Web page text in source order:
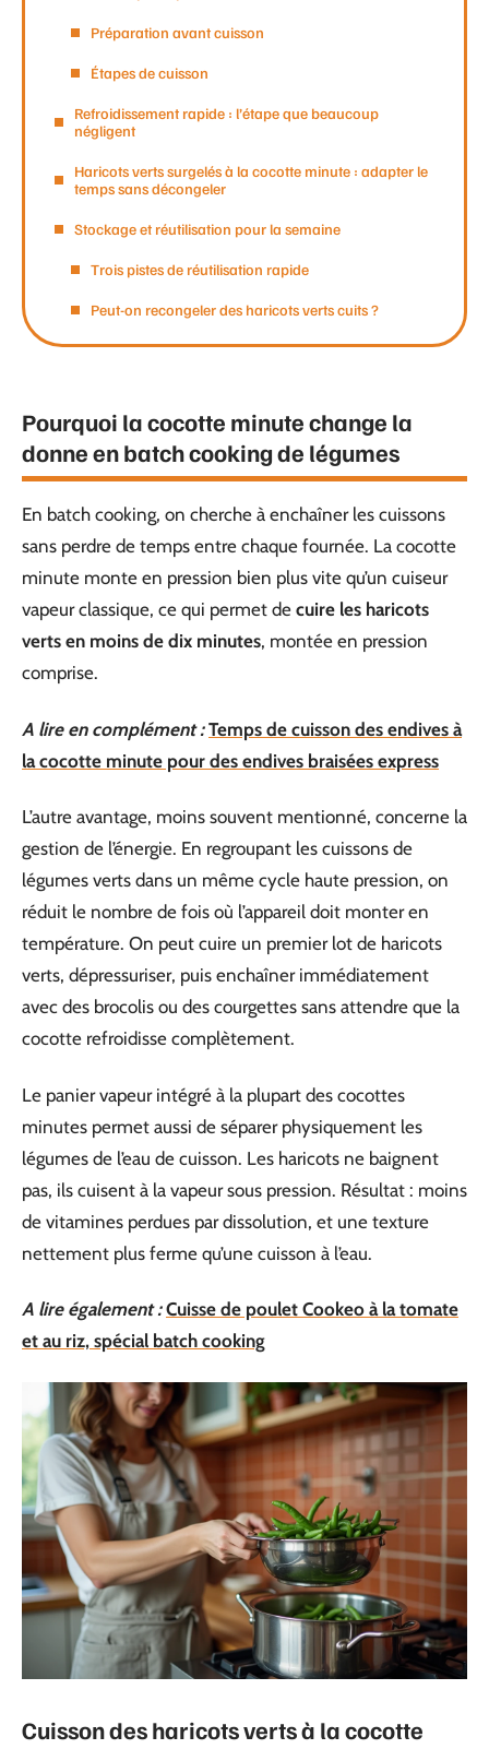
Préparation avant cuisson
Étapes de cuisson
Refroidissement rapide : l’étape que beaucoup
négligent
Haricots verts surgelés à la cocotte minute : adapter le
temps sans décongeler
Stockage et réutilisation pour la semaine
Trois pistes de réutilisation rapide
Peut-on recongeler des haricots verts cuits ?
Pourquoi la cocotte minute change la
donne en batch cooking de légumes
En batch cooking, on cherche à enchaîner les cuissons
sans perdre de temps entre chaque fournée. La cocotte
minute monte en pression bien plus vite qu’un cuiseur
vapeur classique, ce qui permet de cuire les haricots
verts en moins de dix minutes, montée en pression
comprise.
A lire en complément : Temps de cuisson des endives à
la cocotte minute pour des endives braisées express
L’autre avantage, moins souvent mentionné, concerne la
gestion de l’énergie. En regroupant les cuissons de
légumes verts dans un même cycle haute pression, on
réduit le nombre de fois où l’appareil doit monter en
température. On peut cuire un premier lot de haricots
verts, dépressuriser, puis enchaîner immédiatement
avec des brocolis ou des courgettes sans attendre que la
cocotte refroidisse complètement.
Le panier vapeur intégré à la plupart des cocottes
minutes permet aussi de séparer physiquement les
légumes de l’eau de cuisson. Les haricots ne baignent
pas, ils cuisent à la vapeur sous pression. Résultat : moins
de vitamines perdues par dissolution, et une texture
nettement plus ferme qu’une cuisson à l’eau.
A lire également : Cuisse de poulet Cookeo à la tomate
et au riz, spécial batch cooking
Cuisson des haricots verts à la cocotte